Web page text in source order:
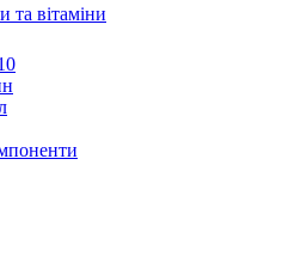
вітаміни